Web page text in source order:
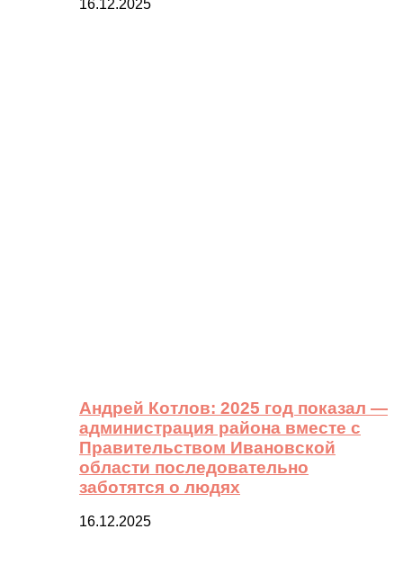
16.12.2025
Андрей Котлов: 2025 год показал —
администрация района вместе с
Правительством Ивановской
области последовательно
заботятся о людях
16.12.2025